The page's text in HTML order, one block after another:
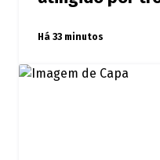
Há 33 minutos